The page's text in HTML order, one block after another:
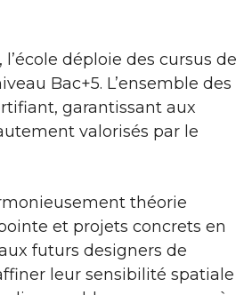
déploie des cursus de
Bac+5. L’ensemble des
garantissant aux
valorisés par le
théorie
et projets concrets en
futurs designers de
leur sensibilité spatiale